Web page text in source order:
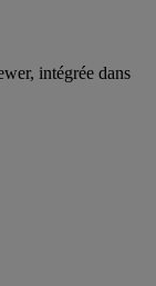
intégrée dans